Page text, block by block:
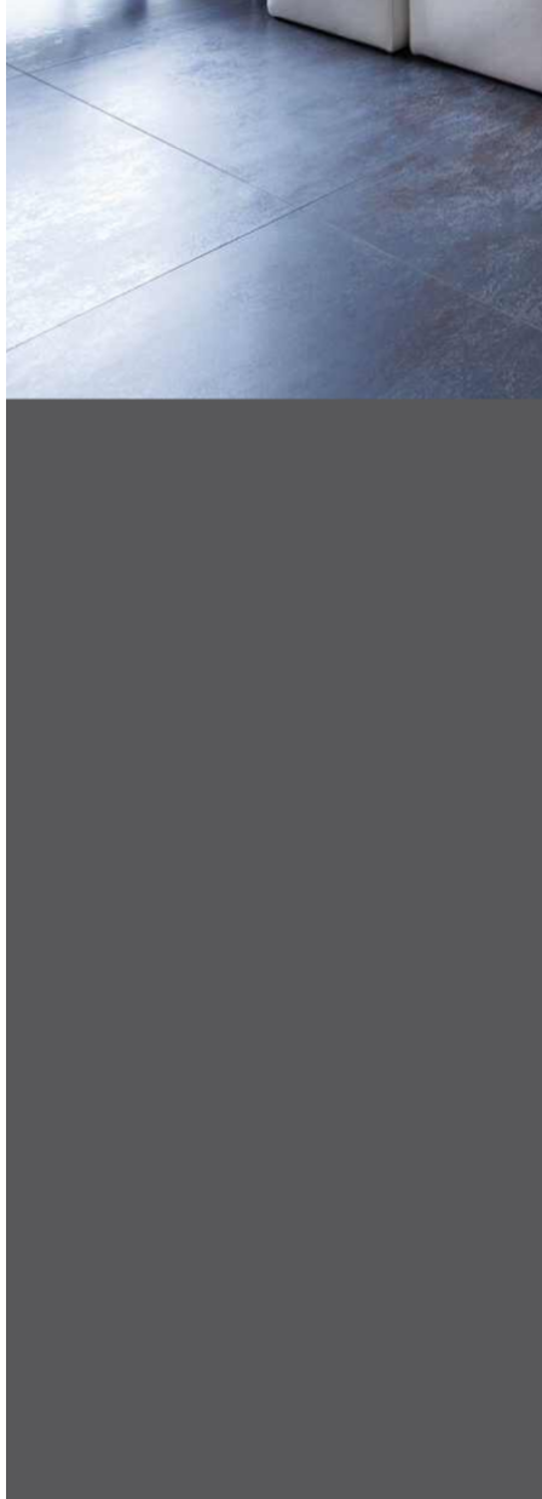
FR
Search
Menu